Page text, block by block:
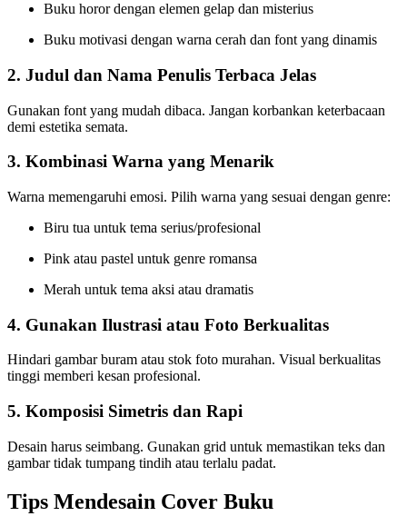
Buku horor dengan elemen gelap dan misterius
Buku motivasi dengan warna cerah dan font yang dinamis
2. Judul dan Nama Penulis Terbaca Jelas
Gunakan font yang mudah dibaca. Jangan korbankan keterbacaan
demi estetika semata.
3. Kombinasi Warna yang Menarik
Warna memengaruhi emosi. Pilih warna yang sesuai dengan genre:
Biru tua untuk tema serius/profesional
Pink atau pastel untuk genre romansa
Merah untuk tema aksi atau dramatis
4. Gunakan Ilustrasi atau Foto Berkualitas
Hindari gambar buram atau stok foto murahan. Visual berkualitas
tinggi memberi kesan profesional.
5. Komposisi Simetris dan Rapi
Desain harus seimbang. Gunakan grid untuk memastikan teks dan
gambar tidak tumpang tindih atau terlalu padat.
Tips Mendesain Cover Buku